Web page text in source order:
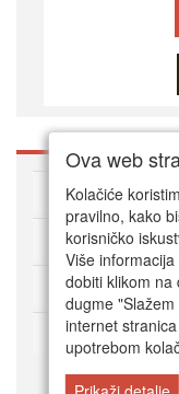
O DVD Zoni
Kako kupovati
Korisnički servis
Način plaćanja
Ova web
Kolačiće
pravilno, kako
korisničko
Više
dobiti klikom na
dugme
internet
upotrebom